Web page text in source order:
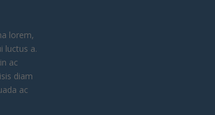
lorem,
luctus a.
ac
diam
ac